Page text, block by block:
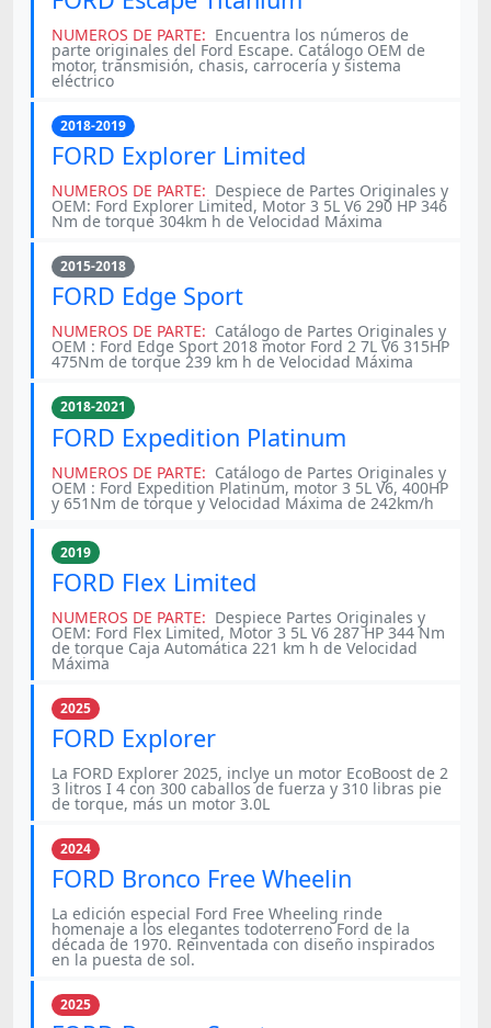
NUMEROS DE PARTE: Encuentra los números de
parte originales del Ford Escape. Catálogo OEM de
motor, transmisión, chasis, carrocería y sistema
eléctrico
2018-2019
FORD Explorer Limited
NUMEROS DE PARTE: Despiece de Partes Originales y
OEM: Ford Explorer Limited, Motor 3 5L V6 290 HP 346
Nm de torque 304km h de Velocidad Máxima
2015-2018
FORD Edge Sport
NUMEROS DE PARTE: Catálogo de Partes Originales y
OEM : Ford Edge Sport 2018 motor Ford 2 7L V6 315HP
​​475Nm de torque 239 km h de Velocidad Máxima
2018-2021
FORD Expedition Platinum
NUMEROS DE PARTE: Catálogo de Partes Originales y
OEM : Ford Expedition Platinum, motor 3 5L V6, 400HP
y 651Nm de torque y Velocidad Máxima de 242km/h
2019
FORD Flex Limited
NUMEROS DE PARTE: Despiece Partes Originales y
OEM: Ford Flex Limited, Motor 3 5L V6 287 HP 344 Nm
de torque Caja Automática 221 km h de Velocidad
Máxima
2025
FORD Explorer
La FORD Explorer 2025, inclye un motor EcoBoost de 2
3 litros I 4 con 300 caballos de fuerza y 310 libras pie
de torque, más un motor 3.0L
2024
FORD Bronco Free Wheelin
La edición especial Ford Free Wheeling rinde
homenaje a los elegantes todoterreno Ford de la
década de 1970. Reinventada con diseño inspirados
en la puesta de sol.
2025